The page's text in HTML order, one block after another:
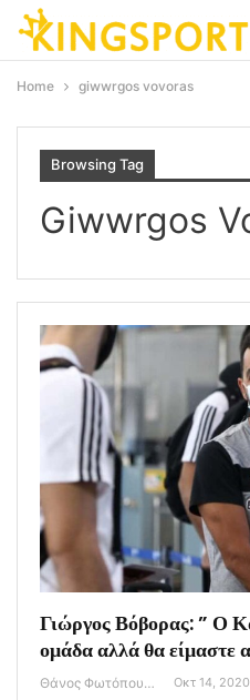
Home giwwrgos vovoras
Browsing Tag
Giwwrgos
Γιώργος Βόβορας: ” Ο
ομάδα αλλά θα είμαστε
Θάνος Φωτόπουλος Οκτ 14, 2020